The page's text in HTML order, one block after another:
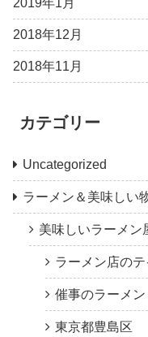
2019年1月
2018年12月
2018年11月
カテゴリー
Uncategorized
ラーメン＆美味しい
美味しいラーメン
ラーメン店の
催事のラーメン
東京都豊島区